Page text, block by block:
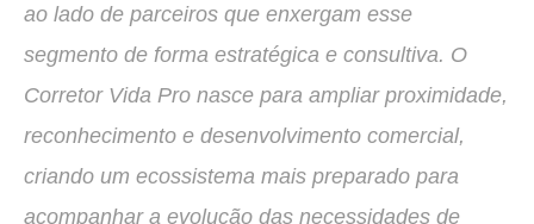
ao lado de parceiros que enxergam esse
segmento de forma estratégica e consultiva. O
Corretor Vida Pro nasce para ampliar proximidade,
reconhecimento e desenvolvimento comercial,
criando um ecossistema mais preparado para
acompanhar a evolução das necessidades de